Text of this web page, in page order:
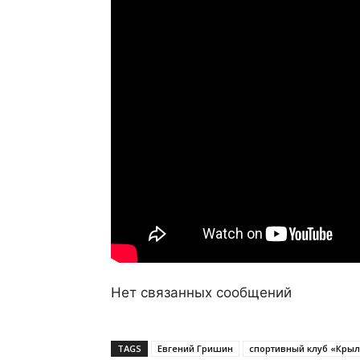
Нет связанных сообщений
TAGS Евгений Гришин спортивный клуб